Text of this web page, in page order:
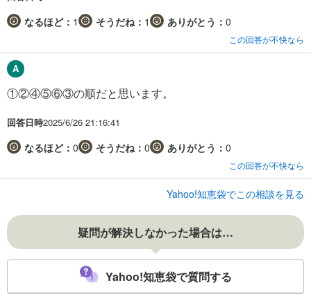
なるほど： 1 そうだね： 1 ありがとう： 0
この回答が不快なら
①②④⑤⑥③の順だと思います。
回答日時2025/6/26 21:16:41
なるほど： 0 そうだね： 0 ありがとう： 0
この回答が不快なら
Yahoo!知恵袋でこの相談を見る
疑問が解決しなかった場合は…
Yahoo!知恵袋で質問する